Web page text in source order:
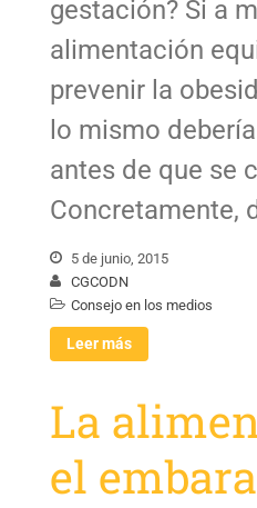
gestación? Si a
alimentación
prevenir la
lo mismo
antes de que se
Concretamente,
5 de junio, 2015
CGCODN
Consejo en los medios
Leer más
La
el